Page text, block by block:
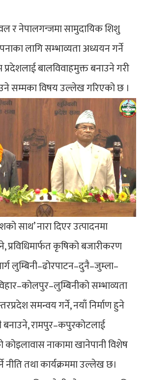
र नेपालगन्जमा सामुदायिक शिशु
लागि सम्भाव्यता अध्ययन गर्ने
बालविवाहमुक्त बनाउने गरी
सम्मका विषय उल्लेख गरिएको छ ।
साथ’ नारा दिएर उत्पादनमा
प्रविधिमार्फत कृषिको बजारीकरण
लुम्बिनी–ढोरपाटन–दुनै–जुम्ला–
सम्भाव्यता
समन्वय गर्ने, नयाँ निर्माण हुने
रामपुर–कपुरकोटलाई
कोइलावास नाकामा खानेपानी विशेष
नीति तथा कार्यक्रममा उल्लेख छ।